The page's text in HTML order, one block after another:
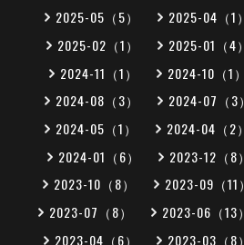
2025-05（5）
2025-04（1）
2025-02（1）
2025-01（4）
2024-11（1）
2024-10（1）
2024-08（3）
2024-07（3）
2024-05（1）
2024-04（2）
2024-01（6）
2023-12（8）
2023-10（8）
2023-09（11）
2023-07（8）
2023-06（13）
2023-04（6）
2023-03（8）